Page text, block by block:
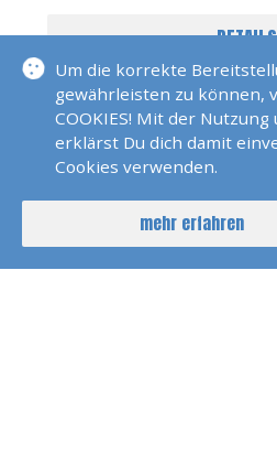
DETAILS
Katamaran
Um die korrekte
gewährleisten zu können,
COOKIES! Mit der
erklärst Du dich damit
Cookies verwenden.
mehr erfahren